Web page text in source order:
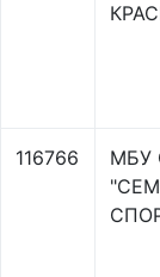
116766
МБУ